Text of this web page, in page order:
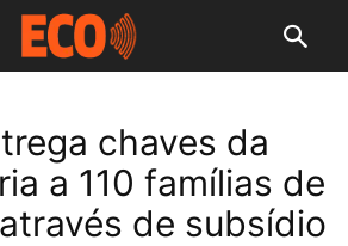
chaves da
a 110 famílias de
de subsídio